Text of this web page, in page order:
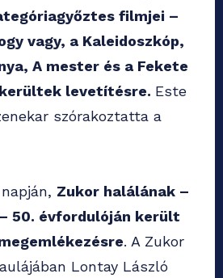
filmjei –
vagy, a Kaleidoszkóp,
A mester és a Fekete
levetítésre. Este
szórakoztatta a
Zukor halálának –
50. évfordulóján került
. A Zukor
Lontay László